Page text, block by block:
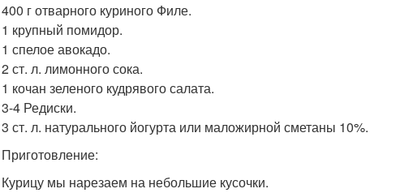
400 г отварного куриного Филе.
1 крупный помидор.
1 спелое авокадо.
2 ст. л. лимонного сока.
1 кочан зеленого кудрявого салата.
3-4 Редиски.
3 ст. л. натурального йогурта или маложирной сметаны 10%.
Приготовление:
Курицу мы нарезаем на небольшие кусочки.